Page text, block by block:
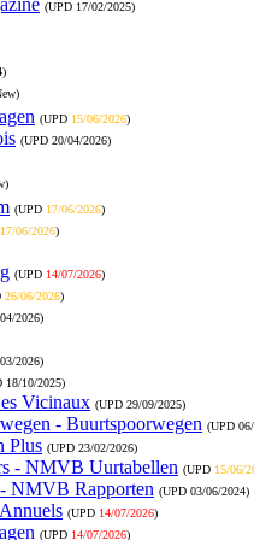
(UPD 17/02/2025)
)
)
(UPD 15/06/2026)
(UPD 20/04/2026)
)
(UPD 17/06/2026)
17/06/2026)
(UPD 14/07/2026)
26/06/2026)
2026)
2026)
18/10/2025)
Vicinaux (UPD 29/09/2025)
- Buurtspoorwegen (UPD
Plus (UPD 23/02/2026)
- NMVB Uurtabellen (UPD 15/06/
NMVB Rapporten (UPD 03/06/2024)
(UPD 14/07/2026)
(UPD 14/07/2026)